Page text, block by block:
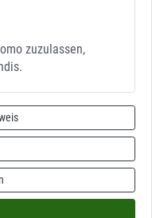
zuzulassen,